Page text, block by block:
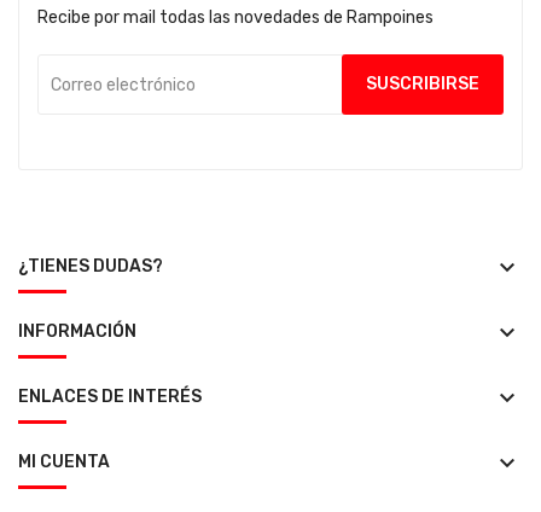
Recibe por mail todas las novedades de Rampoines
¿TIENES DUDAS? keyboard_arrow_down
INFORMACIÓN keyboard_arrow_down
ENLACES DE INTERÉS keyboard_arrow_down
MI CUENTA keyboard_arrow_down